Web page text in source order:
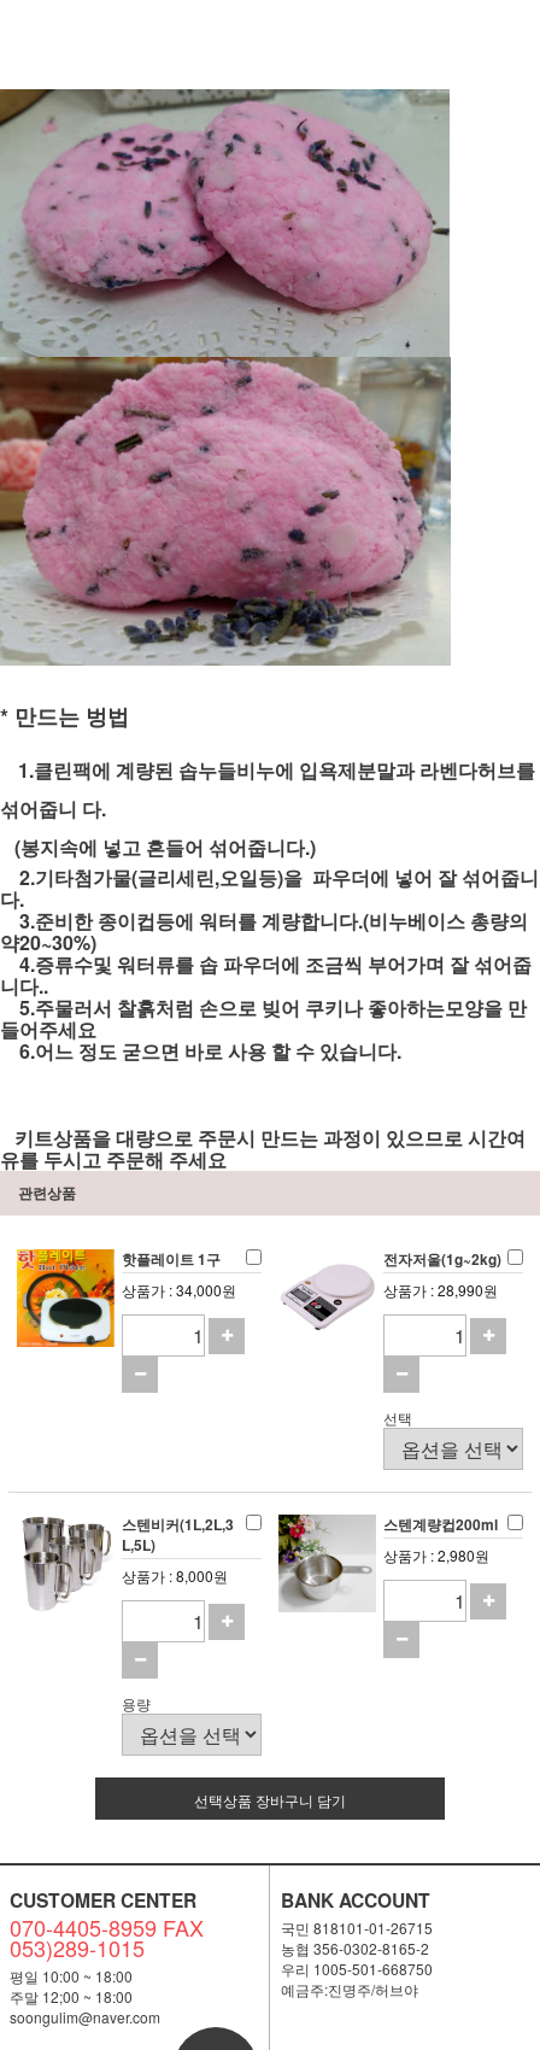
* 만드는 벙법
1.클린팩에 계량된 솝누들비누에 입욕제분말과 라벤다허브를
섞어줍니 다.
(봉지속에 넣고 흔들어 섞어줍니다.)
2.기타첨가물(글리세린,오일등)을 파우더에 넣어 잘 섞어줍니
다.
3.준비한 종이컵등에 워터를 계량합니다.(비누베이스 총량의
약20~30%)
4.증류수및 워터류를 솝 파우더에 조금씩 부어가며 잘 섞어줍
니다..
5.주물러서 찰흙처럼 손으로 빚어 쿠키나 좋아하는모양을 만
들어주세요
6.어느 정도 굳으면 바로 사용 할 수 있습니다.
키트상품을 대량으로 주문시 만드는 과정이 있으므로 시간여
유를 두시고 주문해 주세요
관련상품
핫플레이트 1구
상품가 : 34,000원
전자저울(1g~2kg)
상품가 : 28,990원
선택
스텐비커(1L,2L,3
L,5L)
상품가 : 8,000원
용량
스텐계량컵200ml
상품가 : 2,980원
선택상품 장바구니 담기
CUSTOMER CENTER
070-4405-8959 FAX
053)289-1015
평일 10:00 ~ 18:00
주말 12;00 ~ 18:00
soongulim@naver.com
BANK ACCOUNT
국민 818101-01-26715
농협 356-0302-8165-2
우리 1005-501-668750
예금주:진명주/허브야